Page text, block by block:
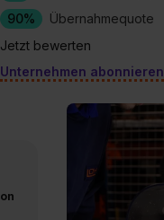
90%
Übernahmequote
Jetzt bewerten
Unternehmen abonnieren